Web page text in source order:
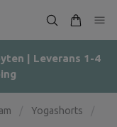
| Leverans 1-4
Yogashorts